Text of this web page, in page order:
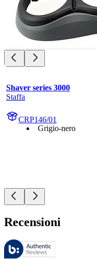
Shaver series 3000
Staffa
CRP146/01
Grigio-nero
Recensioni
Queste recensioni sono